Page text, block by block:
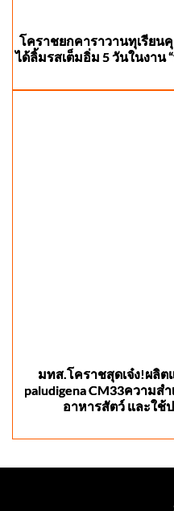
โคราชยกคาราวานทุเรีย
ได้ลิ้มรสเต็มอิ่ม 5 วันในงาน
มทส.โคราชสุดเจ๋ง!ผลิต
paludigena CM33ความส
อาหารสัตว์ และใช้